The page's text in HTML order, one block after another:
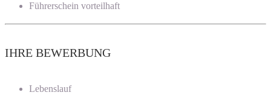
Führerschein vorteilhaft
IHRE BEWERBUNG
Lebenslauf